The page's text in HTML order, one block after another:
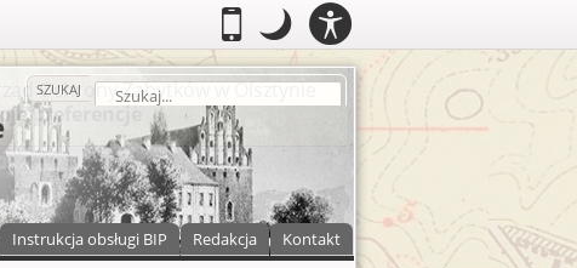
Mobilny
.Przełącz do wersji mobilnej
Tryb
nocny
Tryb nocny: Ten tryb ustawia
Szukaj
SZUKAJ
Instrukcja obsługi BIP Redakcja Kontakt